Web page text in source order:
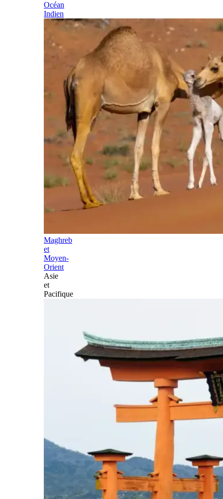
Océan
Indien
Maghreb
et
Moyen-
Orient
Asie
et
Pacifique